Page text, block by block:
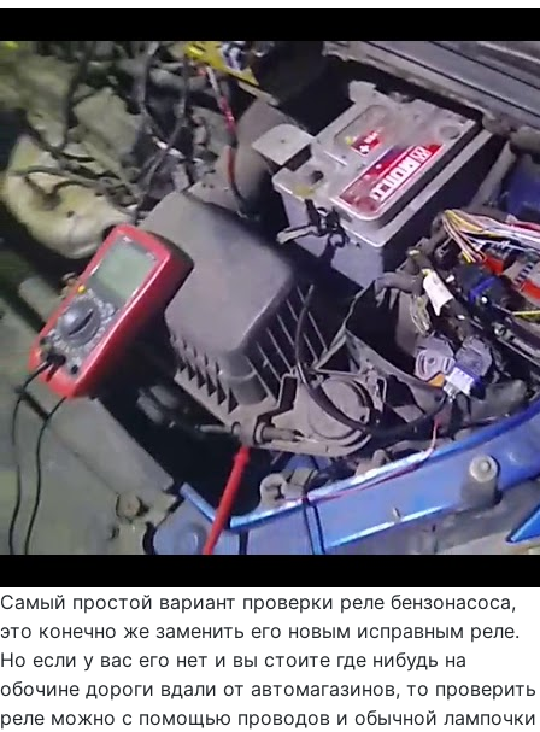
Самый простой вариант проверки реле бензонасоса,
это конечно же заменить его новым исправным реле.
Но если у вас его нет и вы стоите где нибудь на
обочине дороги вдали от автомагазинов, то проверить
реле можно с помощью проводов и обычной лампочки